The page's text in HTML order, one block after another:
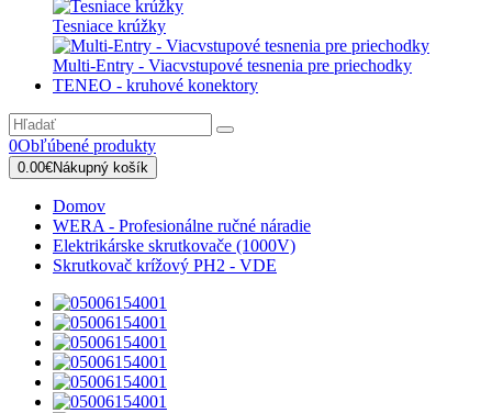
Tesniace krúžky
Multi-Entry - Viacvstupové tesnenia pre priechodky
TENEO - kruhové konektory
0Obľúbené produkty
0.00€Nákupný košík
Domov
WERA - Profesionálne ručné náradie
Elektrikárske skrutkovače (1000V)
Skrutkovač krížový PH2 - VDE